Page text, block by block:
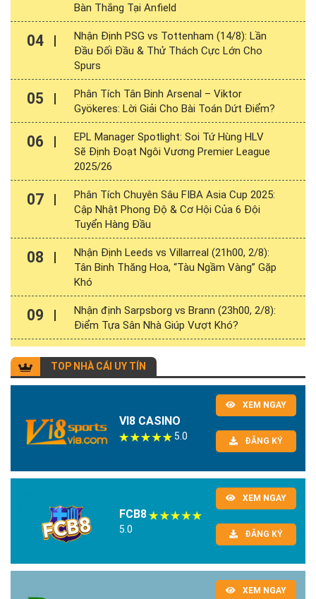
Bàn Thắng Tại Anfield
04
Nhận Định PSG vs Tottenham (14/8): Lần
Đầu Đối Đầu & Thử Thách Cực Lớn Cho
Spurs
05
Phân Tích Tân Binh Arsenal – Viktor
Gyökeres: Lời Giải Cho Bài Toán Dứt Điểm?
06
EPL Manager Spotlight: Soi Tứ Hùng HLV
Sẽ Định Đoạt Ngôi Vương Premier League
2025/26
07
Phân Tích Chuyên Sâu FIBA Asia Cup 2025:
Cập Nhật Phong Độ & Cơ Hội Của 6 Đội
Tuyển Hàng Đầu
08
Nhận Định Leeds vs Villarreal (21h00, 2/8):
Tân Binh Thăng Hoa, “Tàu Ngầm Vàng” Gặp
Khó
09
Nhận định Sarpsborg vs Brann (23h00, 2/8):
Điểm Tựa Sân Nhà Giúp Vượt Khó?
TOP NHÀ CÁI UY TÍN
VI8 CASINO
5.0
XEM NGAY
ĐĂNG KÝ
FCB8
5.0
XEM NGAY
ĐĂNG KÝ
XEM NGAY